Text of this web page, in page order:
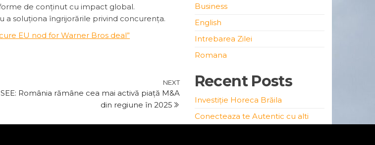
de conținut cu impact global.
soluționa îngrijorările privind concurența.
EU nod for Warner Bros deal”
Next
Post
NEXT
România rămâne cea mai activă piață M&A
din regiune în 2025
Business
English
Intrebarea Zilei
Romana
Recent Posts
Investiție Horeca Brăila
Conecteaza te Autentic cu alti